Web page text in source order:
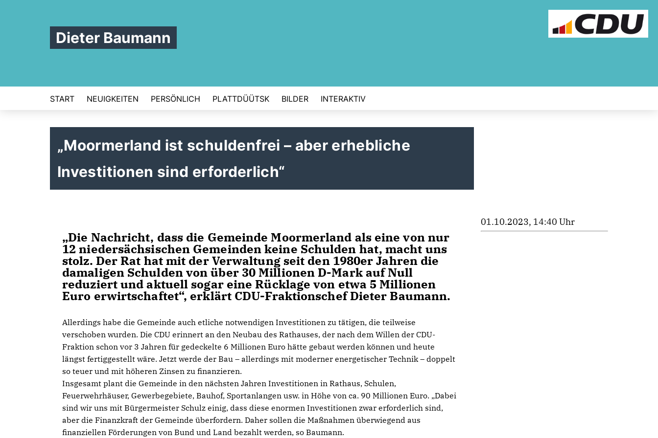
Dieter Baumann
START NEUIGKEITEN PERSÖNLICH PLATTDÜÜTSK BILDER INTERAKTIV
Moormerland ist schuldenfrei – aber erhebliche
Investitionen sind erforderlich“
Die Nachricht, dass die Gemeinde Moormerland als eine von nur
12 niedersächsischen Gemeinden keine Schulden hat, macht uns
stolz. Der Rat hat mit der Verwaltung seit den 1980er Jahren die
damaligen Schulden von über 30 Millionen D-Mark auf Null
reduziert und aktuell sogar eine Rücklage von etwa 5 Millionen
Euro erwirtschaftet“, erklärt CDU-Fraktionschef Dieter Baumann.
Allerdings habe die Gemeinde auch etliche notwendigen Investitionen zu tätigen, die teilweise
verschoben wurden. Die CDU erinnert an den Neubau des Rathauses, der nach dem Willen der CDU-
Fraktion schon vor 3 Jahren für gedeckelte 6 Millionen Euro hätte gebaut werden können und heute
längst fertiggestellt wäre. Jetzt werde der Bau – allerdings mit moderner energetischer Technik – doppelt
so teuer und mit höheren Zinsen zu finanzieren.
Insgesamt plant die Gemeinde in den nächsten Jahren Investitionen in Rathaus, Schulen,
Feuerwehrhäuser, Gewerbegebiete, Bauhof, Sportanlangen usw. in Höhe von ca. 90 Millionen Euro. „Dabei
sind wir uns mit Bürgermeister Schulz einig, dass diese enormen Investitionen zwar erforderlich sind,
aber die Finanzkraft der Gemeinde überfordern. Daher sollen die Maßnahmen überwiegend aus
finanziellen Förderungen von Bund und Land bezahlt werden, so Baumann.
01.10.2023, 14:40 Uhr